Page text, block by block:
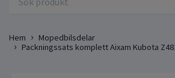
Hem
Mopedbilsdelar
Packningssats komplett Aixam Kubota